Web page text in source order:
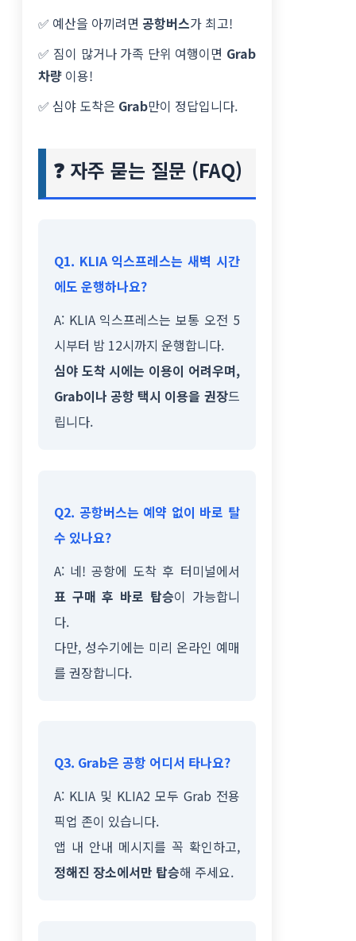
✅ 예산을 아끼려면 공항버스가 최고!
✅ 짐이 많거나 가족 단위 여행이면 Grab
차량 이용!
✅ 심야 도착은 Grab만이 정답입니다.
❓ 자주 묻는 질문 (FAQ)
Q1. KLIA 익스프레스는 새벽 시간
에도 운행하나요?
A: KLIA 익스프레스는 보통 오전 5
시부터 밤 12시까지 운행합니다.
심야 도착 시에는 이용이 어려우며,
Grab이나 공항 택시 이용을 권장드
립니다.
Q2. 공항버스는 예약 없이 바로 탈
수 있나요?
A: 네! 공항에 도착 후 터미널에서
표 구매 후 바로 탑승이 가능합니
다.
다만, 성수기에는 미리 온라인 예매
를 권장합니다.
Q3. Grab은 공항 어디서 타나요?
A: KLIA 및 KLIA2 모두 Grab 전용
픽업 존이 있습니다.
앱 내 안내 메시지를 꼭 확인하고,
정해진 장소에서만 탑승해 주세요.